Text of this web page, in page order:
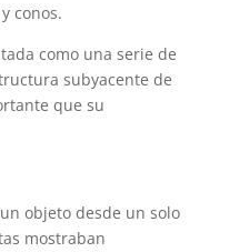
conos.
como una serie de
subyacente de
que su
objeto desde un solo
mostraban